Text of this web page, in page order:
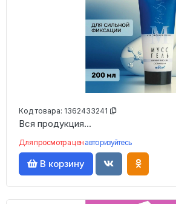
Код товара: 1362433241
Вся продукция...
Для просмотра цен авторизуйтесь
В корзину